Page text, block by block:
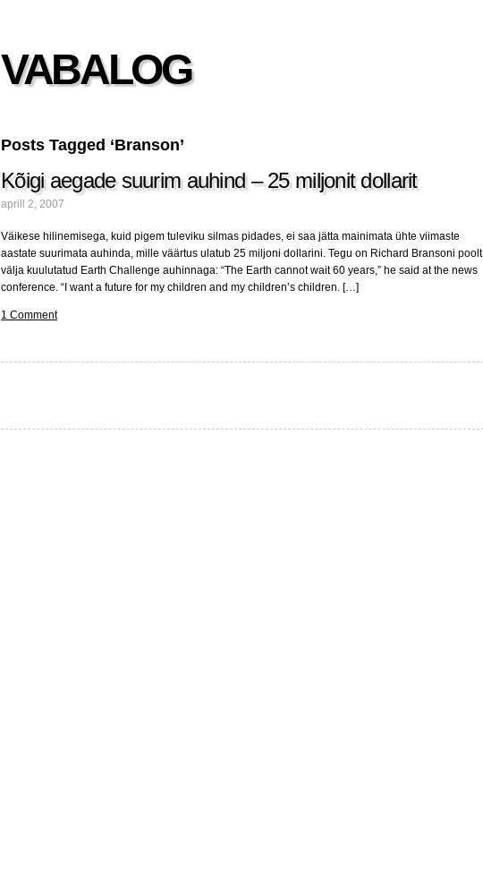
VABALOG
Posts Tagged ‘Branson’
Kõigi aegade suurim auhind – 25 miljonit dollarit
aprill 2, 2007
Väikese hilinemisega, kuid pigem tuleviku silmas pidades, ei saa jätta mainimata ühte viimaste
aastate suurimata auhinda, mille väärtus ulatub 25 miljoni dollarini. Tegu on Richard Bransoni poolt
välja kuulutatud Earth Challenge auhinnaga: “The Earth cannot wait 60 years,” he said at the news
conference. “I want a future for my children and my children’s children. […]
1 Comment